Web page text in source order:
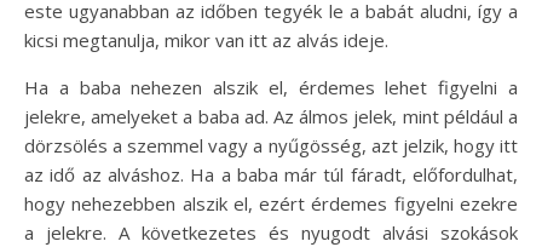
este ugyanabban az időben tegyék le a babát aludni, így a
kicsi megtanulja, mikor van itt az alvás ideje.
Ha a baba nehezen alszik el, érdemes lehet figyelni a
jelekre, amelyeket a baba ad. Az álmos jelek, mint például a
dörzsölés a szemmel vagy a nyűgösség, azt jelzik, hogy itt
az idő az alváshoz. Ha a baba már túl fáradt, előfordulhat,
hogy nehezebben alszik el, ezért érdemes figyelni ezekre
a jelekre. A következetes és nyugodt alvási szokások